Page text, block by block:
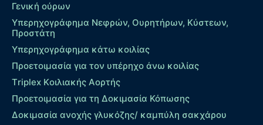
Γενική ούρων
Υπερηχογράφημα Νεφρών, Ουρητήρων, Κύστεων,
Προστάτη
Υπερηχογράφημα κάτω κοιλίας
Προετοιμασία για τον υπέρηχο άνω κοιλίας
Τriplex Kοιλιακής Αορτής
Προετοιμασία για τη Δοκιμασία Κόπωσης
Δοκιμασία ανοχής γλυκόζης/ καμπύλη σακχάρου